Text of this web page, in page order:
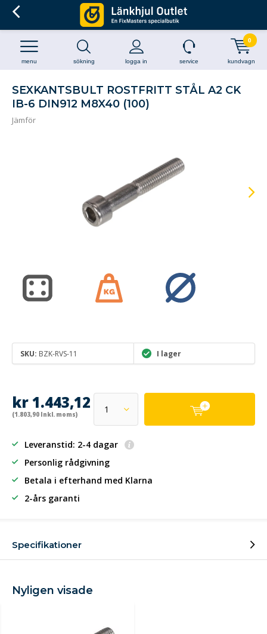
sökning logga in
menu service kundvagn
0
SEXKANTSBULT ROSTFRITT STÅL A2 CK
IB-6 DIN912 M8X40 (100)
Jämför
SKU: BZK-RVS-11 I lager
kr 1.443,12
(1.803,90 Inkl. moms)
Leveranstid: 2-4 dagar
Personlig rådgivning
Betala i efterhand med Klarna
2-års garanti
Specifikationer
Nyligen visade